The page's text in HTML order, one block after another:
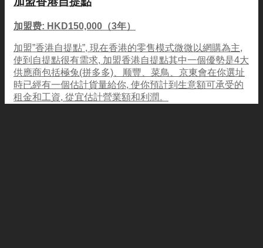
加盟费: HKD150,000（3年）
加盟”香港自提點”, 現在香港的零售模式微微以網購為主,
使到自提點很有需求, 加盟香港自提點其中一個優勢是4大
供應商包括極兔(拼多多)、顺豐、菜鳥、京東會在你選址
時已經有一個估計貨量給你, 使你預計到生意額可承受的
租金和工資, 從宜估計營業額和利潤。